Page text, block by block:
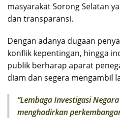
masyarakat Sorong Selatan
dan transparansi.
Dengan adanya dugaan
konflik kepentingan, hingga
publik berharap aparat
diam dan segera mengambil
“Lembaga Investigasi
menghadirkan